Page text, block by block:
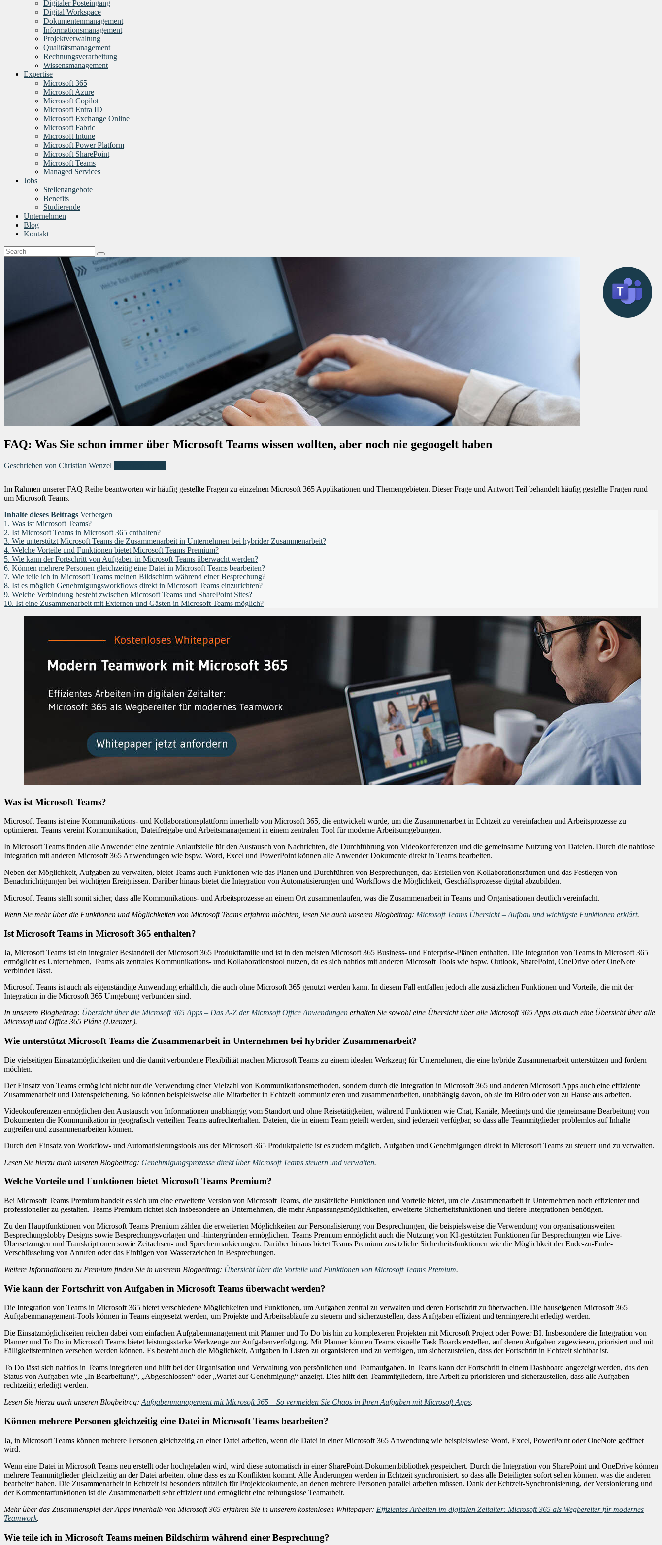
Digitaler Posteingang
Digital Workspace
Dokumentenmanagement
Informationsmanagement
Projektverwaltung
Qualitätsmanagement
Rechnungsverarbeitung
Wissensmanagement
Expertise
Microsoft 365
Microsoft Azure
Microsoft Copilot
Microsoft Entra ID
Microsoft Exchange Online
Microsoft Fabric
Microsoft Intune
Microsoft Power Platform
Microsoft SharePoint
Microsoft Teams
Managed Services
Jobs
Stellenangebote
Benefits
Studierende
Unternehmen
Blog
Kontakt
FAQ: Was Sie schon immer über Microsoft Teams wissen wollten, aber noch nie gegoogelt haben
Geschrieben von Christian Wenzel
Im Rahmen unserer FAQ Reihe beantworten wir häufig gestellte Fragen zu einzelnen Microsoft 365 Applikationen und Themengebieten. Dieser Frage und Antwort Teil behandelt häufig gestellte Fragen rund
um Microsoft Teams.
Inhalte dieses Beitrags Verbergen
1. Was ist Microsoft Teams?
2. Ist Microsoft Teams in Microsoft 365 enthalten?
3. Wie unterstützt Microsoft Teams die Zusammenarbeit in Unternehmen bei hybrider Zusammenarbeit?
4. Welche Vorteile und Funktionen bietet Microsoft Teams Premium?
5. Wie kann der Fortschritt von Aufgaben in Microsoft Teams überwacht werden?
6. Können mehrere Personen gleichzeitig eine Datei in Microsoft Teams bearbeiten?
7. Wie teile ich in Microsoft Teams meinen Bildschirm während einer Besprechung?
8. Ist es möglich Genehmigungsworkflows direkt in Microsoft Teams einzurichten?
9. Welche Verbindung besteht zwischen Microsoft Teams und SharePoint Sites?
10. Ist eine Zusammenarbeit mit Externen und Gästen in Microsoft Teams möglich?
Was ist Microsoft Teams?
Microsoft Teams ist eine Kommunikations- und Kollaborationsplattform innerhalb von Microsoft 365, die entwickelt wurde, um die Zusammenarbeit in Echtzeit zu vereinfachen und Arbeitsprozesse zu
optimieren. Teams vereint Kommunikation, Dateifreigabe und Arbeitsmanagement in einem zentralen Tool für moderne Arbeitsumgebungen.
In Microsoft Teams finden alle Anwender eine zentrale Anlaufstelle für den Austausch von Nachrichten, die Durchführung von Videokonferenzen und die gemeinsame Nutzung von Dateien. Durch die nahtlose
Integration mit anderen Microsoft 365 Anwendungen wie bspw. Word, Excel und PowerPoint können alle Anwender Dokumente direkt in Teams bearbeiten.
Neben der Möglichkeit, Aufgaben zu verwalten, bietet Teams auch Funktionen wie das Planen und Durchführen von Besprechungen, das Erstellen von Kollaborationsräumen und das Festlegen von
Benachrichtigungen bei wichtigen Ereignissen. Darüber hinaus bietet die Integration von Automatisierungen und Workflows die Möglichkeit, Geschäftsprozesse digital abzubilden.
Microsoft Teams stellt somit sicher, dass alle Kommunikations- und Arbeitsprozesse an einem Ort zusammenlaufen, was die Zusammenarbeit in Teams und Organisationen deutlich vereinfacht.
Wenn Sie mehr über die Funktionen und Möglichkeiten von Microsoft Teams erfahren möchten, lesen Sie auch unseren Blogbeitrag: Microsoft Teams Übersicht – Aufbau und wichtigste Funktionen erklärt.
Ist Microsoft Teams in Microsoft 365 enthalten?
Ja, Microsoft Teams ist ein integraler Bestandteil der Microsoft 365 Produktfamilie und ist in den meisten Microsoft 365 Business- und Enterprise-Plänen enthalten. Die Integration von Teams in Microsoft 365
ermöglicht es Unternehmen, Teams als zentrales Kommunikations- und Kollaborationstool nutzen, da es sich nahtlos mit anderen Microsoft Tools wie bspw. Outlook, SharePoint, OneDrive oder OneNote
verbinden lässt.
Microsoft Teams ist auch als eigenständige Anwendung erhältlich, die auch ohne Microsoft 365 genutzt werden kann. In diesem Fall entfallen jedoch alle zusätzlichen Funktionen und Vorteile, die mit der
Integration in die Microsoft 365 Umgebung verbunden sind.
In unserem Blogbeitrag: Übersicht über die Microsoft 365 Apps – Das A-Z der Microsoft Office Anwendungen erhalten Sie sowohl eine Übersicht über alle Microsoft 365 Apps als auch eine Übersicht über alle
Microsoft und Office 365 Pläne (Lizenzen).
Wie unterstützt Microsoft Teams die Zusammenarbeit in Unternehmen bei hybrider Zusammenarbeit?
Die vielseitigen Einsatzmöglichkeiten und die damit verbundene Flexibilität machen Microsoft Teams zu einem idealen Werkzeug für Unternehmen, die eine hybride Zusammenarbeit unterstützen und fördern
möchten.
Der Einsatz von Teams ermöglicht nicht nur die Verwendung einer Vielzahl von Kommunikationsmethoden, sondern durch die Integration in Microsoft 365 und anderen Microsoft Apps auch eine effiziente
Zusammenarbeit und Datenspeicherung. So können beispielsweise alle Mitarbeiter in Echtzeit kommunizieren und zusammenarbeiten, unabhängig davon, ob sie im Büro oder von zu Hause aus arbeiten.
Videokonferenzen ermöglichen den Austausch von Informationen unabhängig vom Standort und ohne Reisetätigkeiten, während Funktionen wie Chat, Kanäle, Meetings und die gemeinsame Bearbeitung von
Dokumenten die Kommunikation in geografisch verteilten Teams aufrechterhalten. Dateien, die in einem Team geteilt werden, sind jederzeit verfügbar, so dass alle Teammitglieder problemlos auf Inhalte
zugreifen und zusammenarbeiten können.
Durch den Einsatz von Workflow- und Automatisierungstools aus der Microsoft 365 Produktpalette ist es zudem möglich, Aufgaben und Genehmigungen direkt in Microsoft Teams zu steuern und zu verwalten.
Lesen Sie hierzu auch unseren Blogbeitrag: Genehmigungsprozesse direkt über Microsoft Teams steuern und verwalten.
Welche Vorteile und Funktionen bietet Microsoft Teams Premium?
Bei Microsoft Teams Premium handelt es sich um eine erweiterte Version von Microsoft Teams, die zusätzliche Funktionen und Vorteile bietet, um die Zusammenarbeit in Unternehmen noch effizienter und
professioneller zu gestalten. Teams Premium richtet sich insbesondere an Unternehmen, die mehr Anpassungsmöglichkeiten, erweiterte Sicherheitsfunktionen und tiefere Integrationen benötigen.
Zu den Hauptfunktionen von Microsoft Teams Premium zählen die erweiterten Möglichkeiten zur Personalisierung von Besprechungen, die beispielsweise die Verwendung von organisationsweiten
Besprechungslobby Designs sowie Besprechungsvorlagen und -hintergründen ermöglichen. Teams Premium ermöglicht auch die Nutzung von KI-gestützten Funktionen für Besprechungen wie Live-
Übersetzungen und Transkriptionen sowie Zeitachsen- und Sprechermarkierungen. Darüber hinaus bietet Teams Premium zusätzliche Sicherheitsfunktionen wie die Möglichkeit der Ende-zu-Ende-
Verschlüsselung von Anrufen oder das Einfügen von Wasserzeichen in Besprechungen.
Weitere Informationen zu Premium finden Sie in unserem Blogbeitrag: Übersicht über die Vorteile und Funktionen von Microsoft Teams Premium.
Wie kann der Fortschritt von Aufgaben in Microsoft Teams überwacht werden?
Die Integration von Teams in Microsoft 365 bietet verschiedene Möglichkeiten und Funktionen, um Aufgaben zentral zu verwalten und deren Fortschritt zu überwachen. Die hauseigenen Microsoft 365
Aufgabenmanagement-Tools können in Teams eingesetzt werden, um Projekte und Arbeitsabläufe zu steuern und sicherzustellen, dass Aufgaben effizient und termingerecht erledigt werden.
Die Einsatzmöglichkeiten reichen dabei vom einfachen Aufgabenmanagement mit Planner und To Do bis hin zu komplexeren Projekten mit Microsoft Project oder Power BI. Insbesondere die Integration von
Planner und To Do in Microsoft Teams bietet leistungsstarke Werkzeuge zur Aufgabenverfolgung. Mit Planner können Teams visuelle Task Boards erstellen, auf denen Aufgaben zugewiesen, priorisiert und mit
Fälligkeitsterminen versehen werden können. Es besteht auch die Möglichkeit, Aufgaben in Listen zu organisieren und zu verfolgen, um sicherzustellen, dass der Fortschritt in Echtzeit sichtbar ist.
To Do lässt sich nahtlos in Teams integrieren und hilft bei der Organisation und Verwaltung von persönlichen und Teamaufgaben. In Teams kann der Fortschritt in einem Dashboard angezeigt werden, das den
Status von Aufgaben wie „In Bearbeitung“, „Abgeschlossen“ oder „Wartet auf Genehmigung“ anzeigt. Dies hilft den Teammitgliedern, ihre Arbeit zu priorisieren und sicherzustellen, dass alle Aufgaben
rechtzeitig erledigt werden.
Lesen Sie hierzu auch unseren Blogbeitrag: Aufgabenmanagement mit Microsoft 365 – So vermeiden Sie Chaos in Ihren Aufgaben mit Microsoft Apps.
Können mehrere Personen gleichzeitig eine Datei in Microsoft Teams bearbeiten?
Ja, in Microsoft Teams können mehrere Personen gleichzeitig an einer Datei arbeiten, wenn die Datei in einer Microsoft 365 Anwendung wie beispielswiese Word, Excel, PowerPoint oder OneNote geöffnet
wird.
Wenn eine Datei in Microsoft Teams neu erstellt oder hochgeladen wird, wird diese automatisch in einer SharePoint-Dokumentbibliothek gespeichert. Durch die Integration von SharePoint und OneDrive können
mehrere Teammitglieder gleichzeitig an der Datei arbeiten, ohne dass es zu Konflikten kommt. Alle Änderungen werden in Echtzeit synchronisiert, so dass alle Beteiligten sofort sehen können, was die anderen
bearbeitet haben. Die Zusammenarbeit in Echtzeit ist besonders nützlich für Projektdokumente, an denen mehrere Personen parallel arbeiten müssen. Dank der Echtzeit-Synchronisierung, der Versionierung und
der Kommentarfunktionen ist die Zusammenarbeit sehr effizient und ermöglicht eine reibungslose Teamarbeit.
Mehr über das Zusammenspiel der Apps innerhalb von Microsoft 365 erfahren Sie in unserem kostenlosen Whitepaper: Effizientes Arbeiten im digitalen Zeitalter: Microsoft 365 als Wegbereiter für modernes
Teamwork.
Wie teile ich in Microsoft Teams meinen Bildschirm während einer Besprechung?